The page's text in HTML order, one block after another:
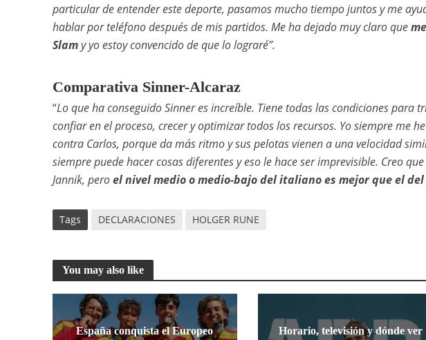
particular de entender este deporte, pasamos mucho tiempo juntos y me
hablar por teléfono después de mis partidos. Me ha dejado muy claro que
Slamy yo estoy convencido de que lo lograré”.
Comparativa Sinner-Alcaraz
“Lo que ha conseguido Sinner es increíble. Tiene todas las condiciones
confiar en el proceso, crecer y optimizar todos los recursos. Yo siempre me
contra Carlos, porque da más ritmo y sus pelotas vienen a una velocidad
siempre puede hacer cosas diferentes y eso le hace ser imprevisible. Creo
Jannik, peroel nivel medio o medio-bajo del italiano es mejor que el
Tags DECLARACIONES HOLGER RUNE
You may also like
España conquista el Europeo
Horario, televisión y dónde ver